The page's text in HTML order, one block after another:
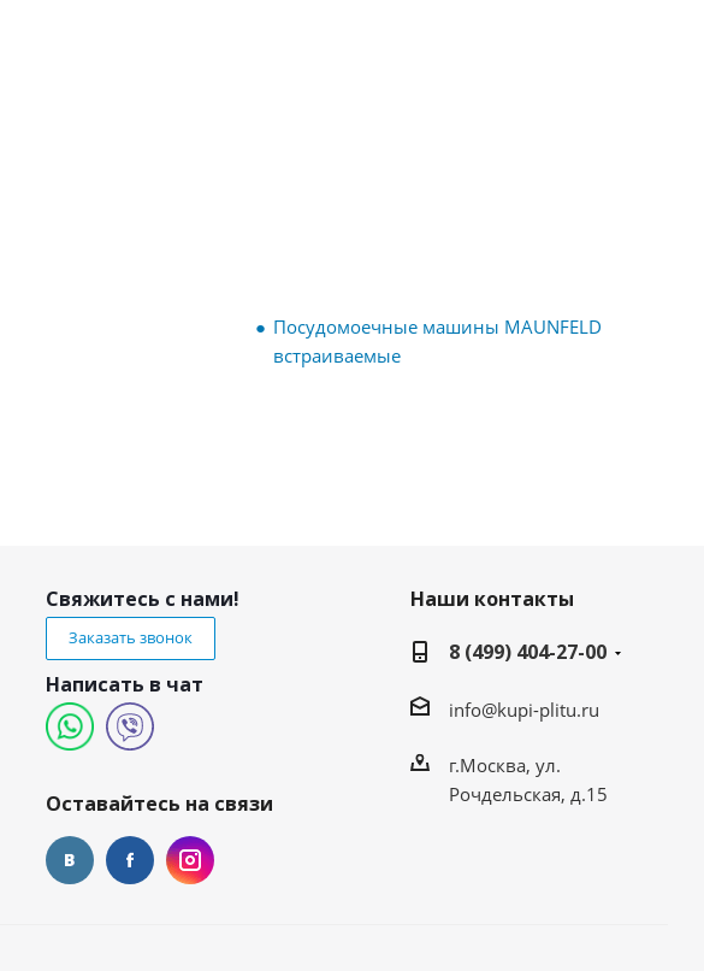
Посудомоечные машины MAUNFELD
встраиваемые
Свяжитесь с нами!
Заказать звонок
Написать в чат
Оставайтесь на связи
Наши контакты
8 (499) 404-27-00
info@kupi-plitu.ru
г.Москва, ул.
Рочдельская, д.15